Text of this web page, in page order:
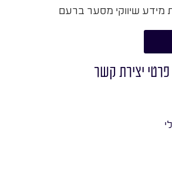
שיווקי מסער ברעם
פרטי יצירת קשר